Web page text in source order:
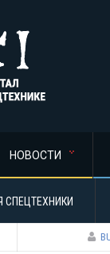
НОВОСТИ
СПЕЦТЕХНИКИ